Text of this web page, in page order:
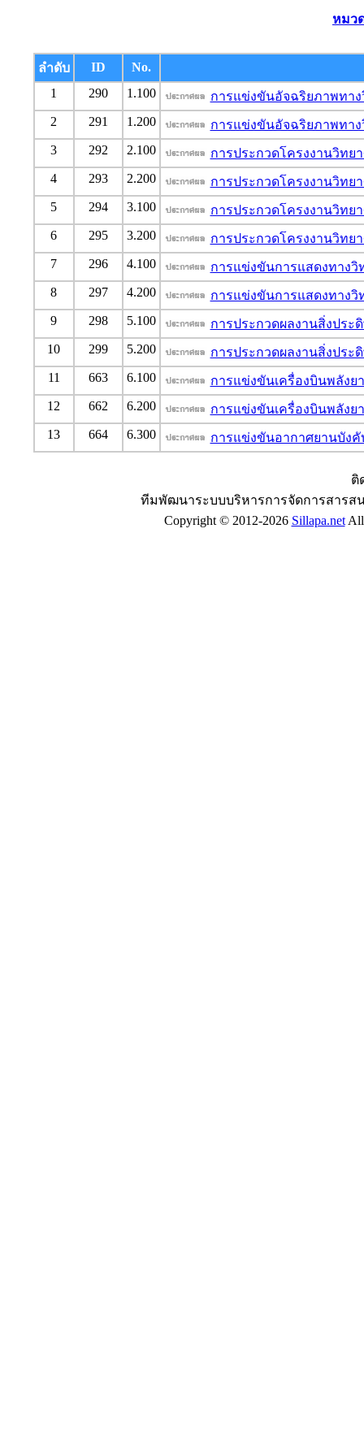
หมว
ลำดับ ID
No.
1
290 1.100
การแข่งขันอัจฉริยภาพทาง
2
291 1.200
การแข่งขันอัจฉริยภาพทาง
3
292 2.100
การประกวดโครงงานวิทย
4
293 2.200
การประกวดโครงงานวิทย
5
294 3.100
การประกวดโครงงานวิทย
6
295 3.200
การประกวดโครงงานวิทย
7
296 4.100
การแข่งขันการแสดงทางวิท
8
297 4.200
การแข่งขันการแสดงทางวิท
9
298 5.100
การประกวดผลงานสิ่งประ
10
299 5.200
การประกวดผลงานสิ่งประ
11
663 6.100
การแข่งขันเครื่องบินพลังย
12
662 6.200
การแข่งขันเครื่องบินพลังย
13
664 6.300 การแข่งขันอากาศยานบังคั
ติ
ทีมพัฒนาระบบบริหารการจัดการสารส
Copyright © 2012-2026 Sillapa.netAll